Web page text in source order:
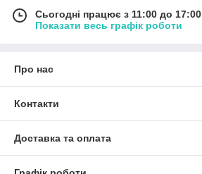
Сьогодні працює з 11:00 до 17:00
Показати весь графік роботи
Про нас
Контакти
Доставка та оплата